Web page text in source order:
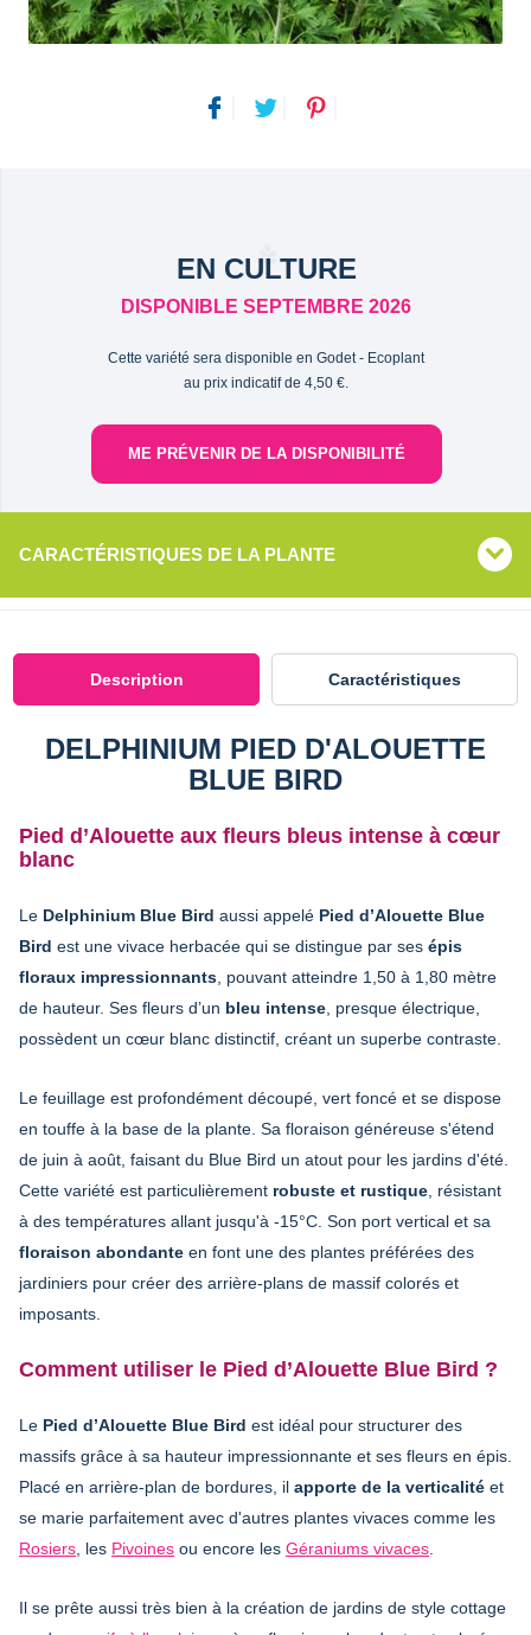
EN CULTURE
DISPONIBLE SEPTEMBRE 2026
Cette variété sera disponible en Godet - Ecoplant
au prix indicatif de 4,50 €.
ME PRÉVENIR DE LA DISPONIBILITÉ
CARACTÉRISTIQUES DE LA PLANTE
Description Caractéristiques
DELPHINIUM PIED D'ALOUETTE
BLUE BIRD
Pied d’Alouette aux fleurs bleus intense à cœur
blanc
Le Delphinium Blue Bird aussi appelé Pied d’Alouette Blue
Bird est une vivace herbacée qui se distingue par ses épis
floraux impressionnants , pouvant atteindre 1,50 à 1,80 mètre
de hauteur. Ses fleurs d’un bleu intense , presque électrique,
possèdent un cœur blanc distinctif, créant un superbe contraste.
Le feuillage est profondément découpé, vert foncé et se dispose
en touffe à la base de la plante. Sa floraison généreuse s'étend
de juin à août, faisant du Blue Bird un atout pour les jardins d'été.
Cette variété est particulièrement robuste et rustique , résistant
à des températures allant jusqu'à -15°C. Son port vertical et sa
floraison abondante en font une des plantes préférées des
jardiniers pour créer des arrière-plans de massif colorés et
imposants.
Comment utiliser le Pied d’Alouette Blue Bird ?
Le Pied d’Alouette Blue Bird est idéal pour structurer des
massifs grâce à sa hauteur impressionnante et ses fleurs en épis.
Placé en arrière-plan de bordures, il apporte de la verticalité et
se marie parfaitement avec d'autres plantes vivaces comme les
Rosiers , les Pivoines ou encore les Géraniums vivaces
Il se prête aussi très bien à la création de jardins de style cottage